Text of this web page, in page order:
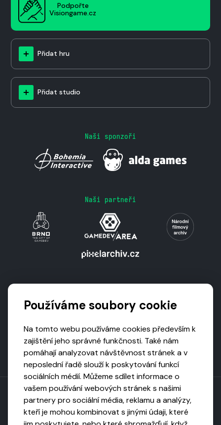
Podpořte
Visiongame.cz
Přidat hru
Přidat studio
Naši sponzoři
Naši partneři
Toto dílo podléhá licenci CC BY-NC-ND
Používáme soubory cookie
Na tomto webu používáme cookies především k
zajištění jeho správné funkčnosti. Také nám
pomáhají analyzovat návštěvnost stránek a v
neposlední řadě slouží k poskytování funkcí
sociálních médií. Můžeme sdílet informace o
vašem používání webových stránek s našimi
partnery pro sociální média, reklamu a analýzy,
kteří je mohou kombinovat s jinými údaji, které